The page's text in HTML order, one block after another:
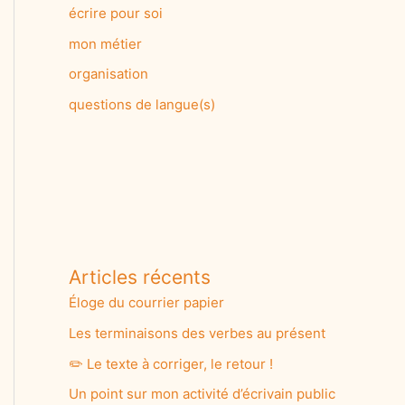
écrire pour soi
mon métier
organisation
questions de langue(s)
Articles récents
Éloge du courrier papier
Les terminaisons des verbes au présent
✏️ Le texte à corriger, le retour !
Un point sur mon activité d’écrivain public